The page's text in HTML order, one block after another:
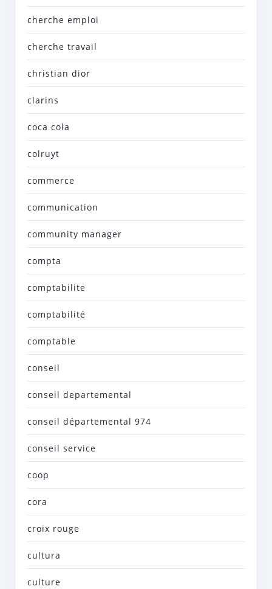
cherche emploi
cherche travail
christian dior
clarins
coca cola
colruyt
commerce
communication
community manager
compta
comptabilite
comptabilité
comptable
conseil
conseil departemental
conseil départemental 974
conseil service
coop
cora
croix rouge
cultura
culture